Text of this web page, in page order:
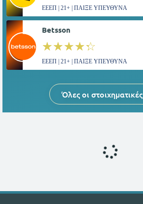
ΕΕΕΠ | 21+ | ΠΑΙΞΕ ΥΠΕΥΘΥΝΑ
Betsson
☆☆☆☆☆
★★★★★
ΕΕΕΠ | 21+ | ΠΑΙΞΕ ΥΠΕΥΘΥΝΑ
Όλες οι στοιχηματικές